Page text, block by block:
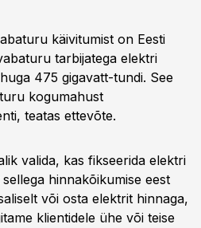
käivitumist on Eesti
tarbijatega elektri
475 gigavatt-tundi. See
kogumahust
teatas ettevõte.
valida, kas fikseerida elektri
hinnakõikumise eest
või osta elektrit hinnaga,
klientidele ühe või teise